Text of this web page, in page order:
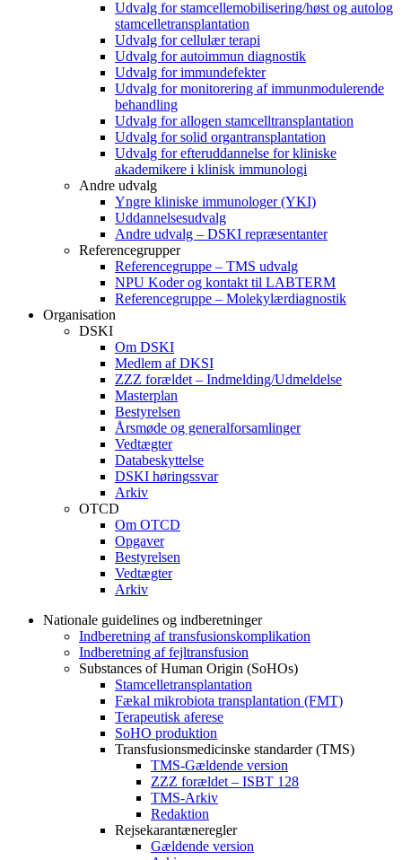
Udvalg for stamcellemobilisering/høst og autolog
stamcelletransplantation
Udvalg for cellulær terapi
Udvalg for autoimmun diagnostik
Udvalg for immundefekter
Udvalg for monitorering af immunmodulerende
behandling
Udvalg for allogen stamcelltransplantation
Udvalg for solid organtransplantation
Udvalg for efteruddannelse for kliniske
akademikere i klinisk immunologi
Andre udvalg
Yngre kliniske immunologer (YKI)
Uddannelsesudvalg
Andre udvalg – DSKI repræsentanter
Referencegrupper
Referencegruppe – TMS udvalg
NPU Koder og kontakt til LABTERM
Referencegruppe – Molekylærdiagnostik
Organisation
DSKI
Om DSKI
Medlem af DKSI
ZZZ forældet – Indmelding/Udmeldelse
Masterplan
Bestyrelsen
Årsmøde og generalforsamlinger
Vedtægter
Databeskyttelse
DSKI høringssvar
Arkiv
OTCD
Om OTCD
Opgaver
Bestyrelsen
Vedtægter
Arkiv
Nationale guidelines og indberetninger
Indberetning af transfusionskomplikation
Indberetning af fejltransfusion
Substances of Human Origin (SoHOs)
Stamcelletransplantation
Fækal mikrobiota transplantation (FMT)
Terapeutisk aferese
SoHO produktion
Transfusionsmedicinske standarder (TMS)
TMS-Gældende version
ZZZ forældet – ISBT 128
TMS-Arkiv
Redaktion
Rejsekarantæneregler
Gældende version